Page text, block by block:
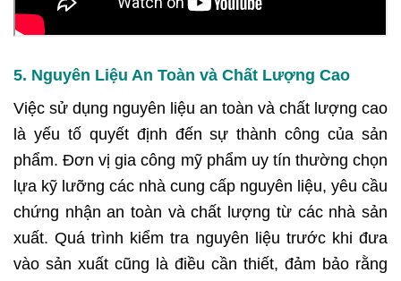
5. Nguyên Liệu An Toàn và Chất Lượng Cao
Việc sử dụng nguyên liệu an toàn và chất lượng cao
là yếu tố quyết định đến sự thành công của sản
phẩm. Đơn vị gia công mỹ phẩm uy tín thường chọn
lựa kỹ lưỡng các nhà cung cấp nguyên liệu, yêu cầu
chứng nhận an toàn và chất lượng từ các nhà sản
xuất. Quá trình kiểm tra nguyên liệu trước khi đưa
vào sản xuất cũng là điều cần thiết, đảm bảo rằng